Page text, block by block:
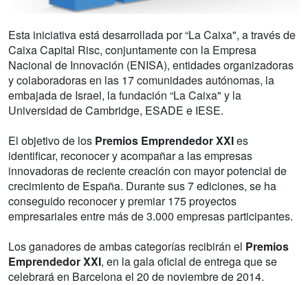
Esta iniciativa está desarrollada por “La Caixa", a través de
Caixa Capital Risc, conjuntamente con la Empresa
Nacional de Innovación (ENISA), entidades organizadoras
y colaboradoras en las 17 comunidades autónomas, la
embajada de Israel, la fundación “La Caixa" y la
Universidad de Cambridge, ESADE e IESE.
El objetivo de los Premios Emprendedor XXIes
identificar, reconocer y acompañar a las empresas
innovadoras de reciente creación con mayor potencial de
crecimiento de España. Durante sus 7 ediciones, se ha
conseguido reconocer y premiar 175 proyectos
empresariales entre más de 3.000 empresas participantes.
Los ganadores de ambas categorías recibirán el Premios
Emprendedor XXI, en la gala oficial de entrega que se
celebrará en Barcelona el 20 de noviembre de 2014.